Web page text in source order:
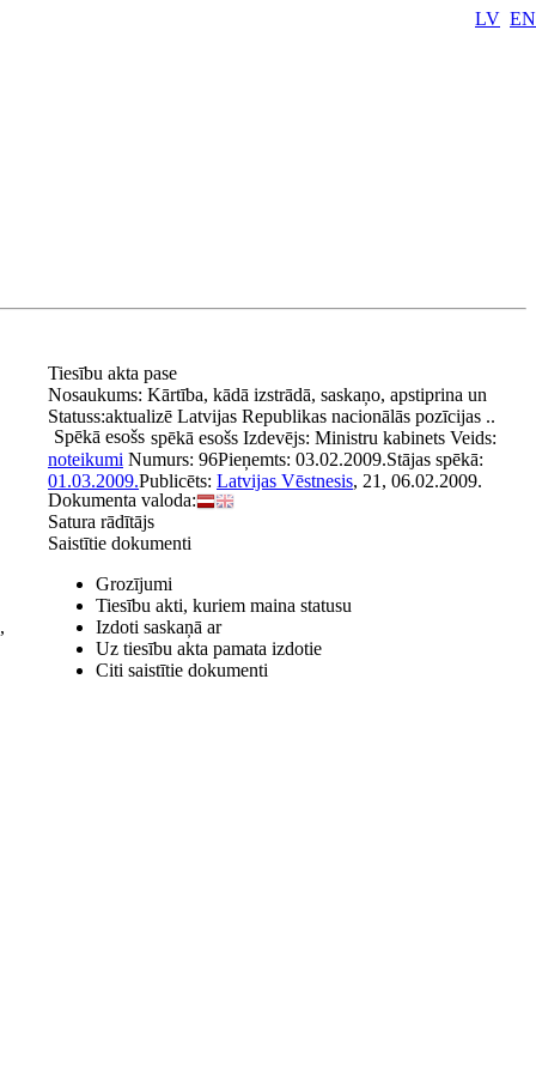
LV EN
Tiesību akta pase
Nosaukums: Kārtība, kādā izstrādā, saskaņo, apstiprina un
aktualizē Latvijas Republikas nacionālās pozīcijas ..
Statuss:
Spēkā esošs spēkā esošs Izdevējs: Ministru kabinets Veids:
noteikumi Numurs: 96Pieņemts: 03.02.2009.Stājas spēkā:
01.03.2009.Publicēts: Latvijas Vēstnesis, 21, 06.02.2009.
Dokumenta valoda:
Satura rādītājs
Saistītie dokumenti
Grozījumi
Tiesību akti, kuriem maina statusu
Izdoti saskaņā ar
Uz tiesību akta pamata izdotie
Citi saistītie dokumenti